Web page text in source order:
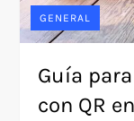
GENERAL
Guía
con QR